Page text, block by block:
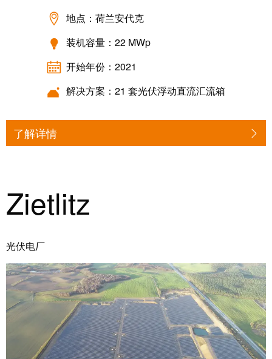
继
电
器
模
块
固
态
模
号
处
理
电
源
验
新
闻
稿
公
司
可
持
展
的
里
程
碑：
魏
德
地点：荷兰安代克
装机容量：22 MWp
开始年份：2021
解决方案：21 套光伏浮动直流汇流箱
了解详情
Zietlitz
光伏电厂